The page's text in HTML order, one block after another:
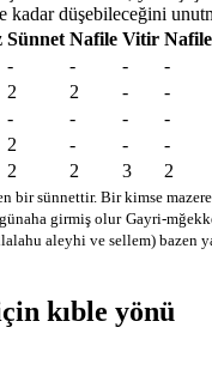
kadar düşebileceğini
Sünnet Nafile Vitir Nafile
- - -
-
2 2 -
-
- - -
-
2 - -
-
2 2 3 2
bir sünnettir. Bir kimse
girmiş olur Gayri-
aleyhi ve sellem) bazen
kıble yönü